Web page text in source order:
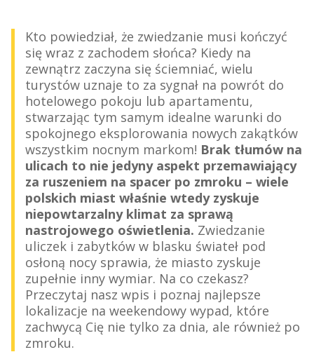
Kto powiedział, że zwiedzanie musi kończyć
się wraz z zachodem słońca? Kiedy na
zewnątrz zaczyna się ściemniać, wielu
turystów uznaje to za sygnał na powrót do
hotelowego pokoju lub apartamentu,
stwarzając tym samym idealne warunki do
spokojnego eksplorowania nowych zakątków
wszystkim nocnym markom! Brak tłumów na
ulicach to nie jedyny aspekt przemawiający
za ruszeniem na spacer po zmroku – wiele
polskich miast właśnie wtedy zyskuje
niepowtarzalny klimat za sprawą
nastrojowego oświetlenia. Zwiedzanie
uliczek i zabytków w blasku świateł pod
osłoną nocy sprawia, że miasto zyskuje
zupełnie inny wymiar. Na co czekasz?
Przeczytaj nasz wpis i poznaj najlepsze
lokalizacje na weekendowy wypad, które
zachwycą Cię nie tylko za dnia, ale również po
zmroku.